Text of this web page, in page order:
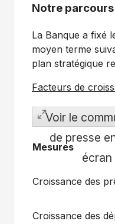
Notre
La Banque a fixé
moyen terme
plan stratégique
Facteurs de
Voir le
de presse
écran
Mesures
Croissance des
Croissance des